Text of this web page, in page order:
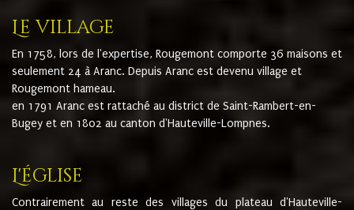
Le village
En 1758, lors de l'expertise, Rougemont comporte 36 maisons et
seulement 24 à Aranc. Depuis Aranc est devenu village et
Rougemont hameau.
en 1791 Aranc est rattaché au district de Saint-Rambert-en-
Bugey et en 1802 au canton d'Hauteville-Lompnes.
L'église
Contrairement au reste des villages du plateau d'Hauteville-